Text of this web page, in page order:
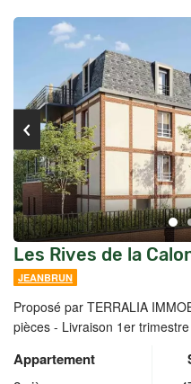
Les Rives de la
JEANBRUN
Proposé par TERRALIA
pièces - Livraison 1er
Appartement